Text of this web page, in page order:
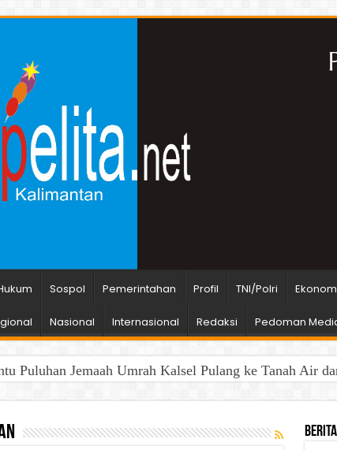
Sospol Pemerintahan Profil TNI/Polri
Nasional Internasional Redaksi Pedoman
Puluhan Jemaah Umrah Kalsel Pulang ke Tanah Air
Baru BKOW, Siap Wujudkan Perempuan